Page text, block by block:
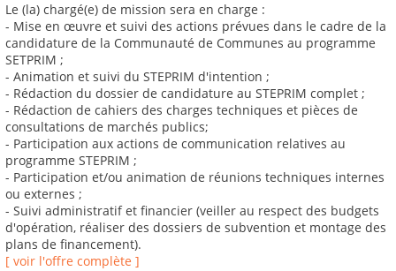
Le (la) chargé(e) de mission sera en charge :
- Mise en œuvre et suivi des actions prévues dans le cadre de la
candidature de la Communauté de Communes au programme
SETPRIM ;
- Animation et suivi du STEPRIM d'intention ;
- Rédaction du dossier de candidature au STEPRIM complet ;
- Rédaction de cahiers des charges techniques et pièces de
consultations de marchés publics;
- Participation aux actions de communication relatives au
programme STEPRIM ;
- Participation et/ou animation de réunions techniques internes
ou externes ;
- Suivi administratif et financier (veiller au respect des budgets
d'opération, réaliser des dossiers de subvention et montage des
plans de financement).
[ voir l'offre complète ]